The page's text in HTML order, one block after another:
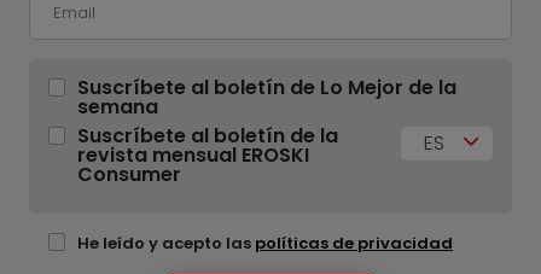
Suscríbete al boletín de Lo Mejor de la
semana
Suscríbete al boletín de la
revista mensual EROSKI
Consumer
ES
He leído y acepto las políticas de privacidad